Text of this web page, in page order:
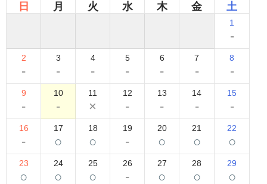
日
月 火 水 木 金 土
1
-
2
-
3
-
4
-
5
-
6
-
7
-
8
-
9
-
10
-
11
×
12
-
13
-
14
-
15
-
16
-
17
○
18
○
19
-
20
○
21
○
22
○
23
○
24
○
25
○
26
-
27
○
28
○
29
○